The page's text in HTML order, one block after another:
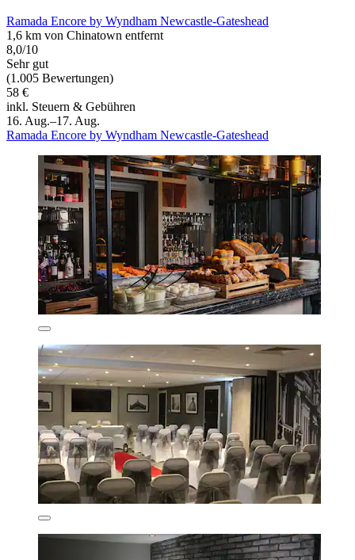
Ramada Encore by Wyndham Newcastle-Gateshead
1,6 km von Chinatown entfernt
8,0/10
Sehr gut
(1.005 Bewertungen)
58 €
inkl. Steuern & Gebühren
16. Aug.–17. Aug.
Ramada Encore by Wyndham Newcastle-Gateshead